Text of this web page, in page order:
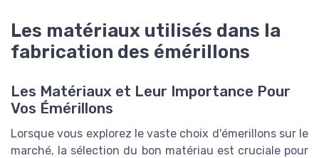
Les matériaux utilisés dans la
fabrication des émérillons
Les Matériaux et Leur Importance Pour
Vos Émérillons
Lorsque vous explorez le vaste choix d'émerillons sur le
marché, la sélection du bon matériau est cruciale pour